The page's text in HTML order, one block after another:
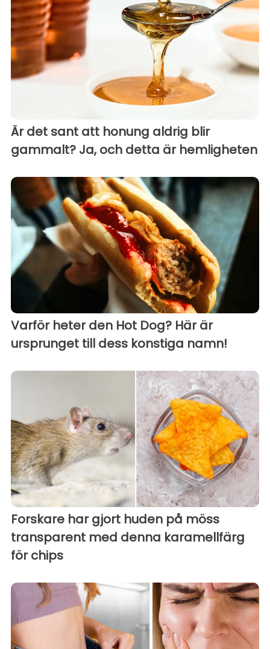
Är det sant att honung aldrig blir
gammalt? Ja, och detta är hemligheten
Varför heter den Hot Dog? Här är
ursprunget till dess konstiga namn!
Forskare har gjort huden på möss
transparent med denna karamellfärg
för chips